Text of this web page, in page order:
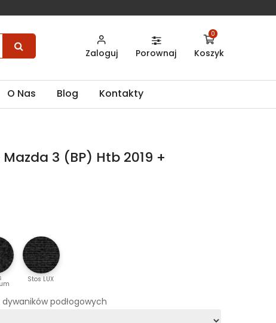
Zaloguj Porownaj Koszyk
0
O Nas Blog Kontakty
Mazda 3 (BP) Htb 2019 +
Stos LUX
podłogowych